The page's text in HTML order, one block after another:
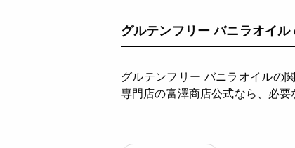
グルテンフリー バニラオイ
グルテンフリー バニラオイルの
専門店の富澤商店公式なら、必